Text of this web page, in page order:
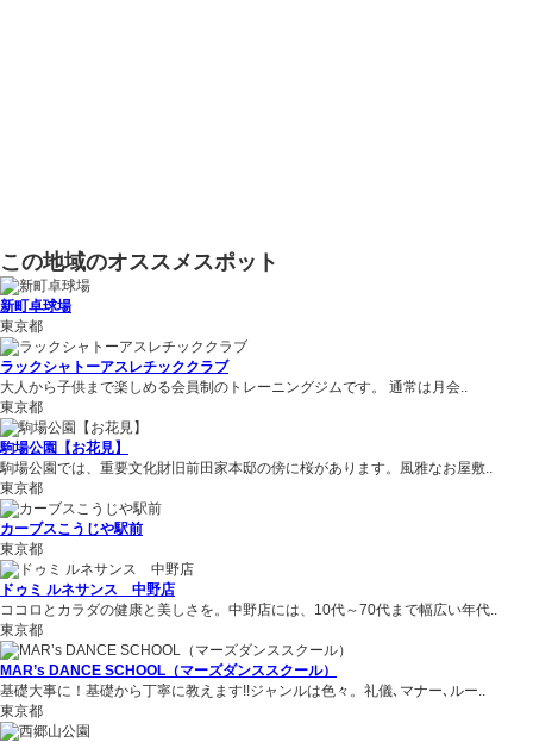
この地域のオススメスポット
新町卓球場
東京都
ラックシャトーアスレチッククラブ
大人から子供まで楽しめる会員制のトレーニングジムです。 通常は月会..
東京都
駒場公園【お花見】
駒場公園では、重要文化財旧前田家本邸の傍に桜があります。風雅なお屋敷..
東京都
カーブスこうじや駅前
東京都
ドゥミ ルネサンス 中野店
ココロとカラダの健康と美しさを。中野店には、10代～70代まで幅広い年代..
東京都
MAR’s DANCE SCHOOL（マーズダンススクール）
基礎大事に！基礎から丁寧に教えます!!ジャンルは色々。礼儀､マナー､ルー..
東京都